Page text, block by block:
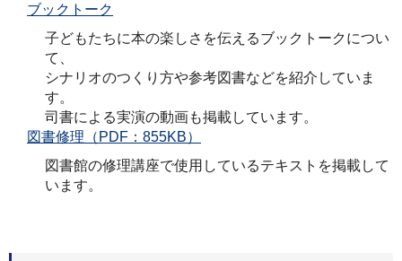
ブックトーク
子どもたちに本の楽しさを伝えるブックトークについ
て、
シナリオのつくり方や参考図書などを紹介していま
す。
司書による実演の動画も掲載しています。
図書修理（PDF：855KB）
図書館の修理講座で使用しているテキストを掲載して
います。